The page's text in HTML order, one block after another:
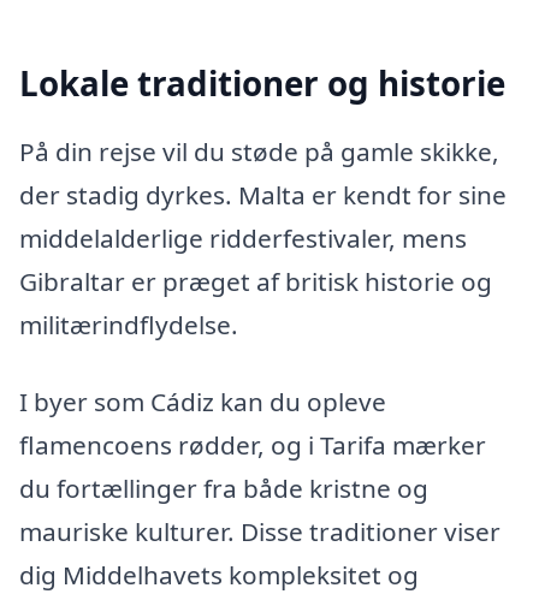
Lokale traditioner og historie
På din rejse vil du støde på gamle skikke,
der stadig dyrkes. Malta er kendt for sine
middelalderlige ridderfestivaler, mens
Gibraltar er præget af britisk historie og
militærindflydelse.
I byer som Cádiz kan du opleve
flamencoens rødder, og i Tarifa mærker
du fortællinger fra både kristne og
mauriske kulturer. Disse traditioner viser
dig Middelhavets kompleksitet og